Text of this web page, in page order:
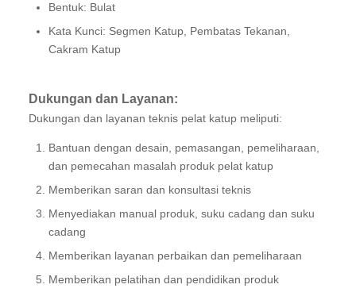
Bentuk: Bulat
Kata Kunci: Segmen Katup, Pembatas Tekanan,
Cakram Katup
Dukungan dan Layanan:
Dukungan dan layanan teknis pelat katup meliputi:
Bantuan dengan desain, pemasangan, pemeliharaan,
dan pemecahan masalah produk pelat katup
Memberikan saran dan konsultasi teknis
Menyediakan manual produk, suku cadang dan suku
cadang
Memberikan layanan perbaikan dan pemeliharaan
Memberikan pelatihan dan pendidikan produk